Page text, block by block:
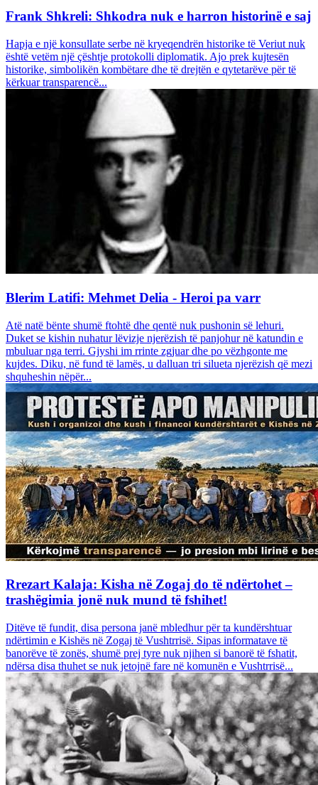
Frank Shkreli: Shkodra nuk e harron historinë e saj
Hapja e një konsullate serbe në kryeqendrën historike të Veriut nuk
është vetëm një çështje protokolli diplomatik. Ajo prek kujtesën
historike, simbolikën kombëtare dhe të drejtën e qytetarëve për të
kërkuar transparencë...
Blerim Latifi: Mehmet Delia - Heroi pa varr
Atë natë bënte shumë ftohtë dhe qentë nuk pushonin së lehuri.
Duket se kishin nuhatur lëvizje njerëzish të panjohur në katundin e
mbuluar nga terri. Gjyshi im rrinte zgjuar dhe po vëzhgonte me
kujdes. Diku, në fund të lamës, u dalluan tri silueta njerëzish që mezi
shquheshin nëpër...
Rrezart Kalaja: Kisha në Zogaj do të ndërtohet –
trashëgimia jonë nuk mund të fshihet!
Ditëve të fundit, disa persona janë mbledhur për ta kundërshtuar
ndërtimin e Kishës në Zogaj të Vushtrrisë. Sipas informatave të
banorëve të zonës, shumë prej tyre nuk njihen si banorë të fshatit,
ndërsa disa thuhet se nuk jetojnë fare në komunën e Vushtrrisë...